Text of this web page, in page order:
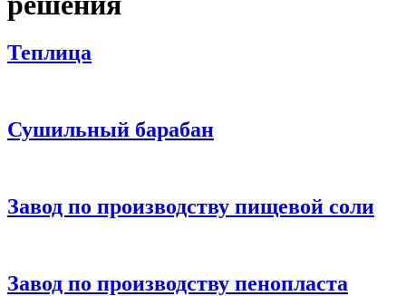
Теплица
Сушильный барабан
Завод по производству пищевой соли
Завод по производству пенопласта